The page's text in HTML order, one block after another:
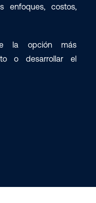
enfoques, costos,
la opción más
o desarrollar el